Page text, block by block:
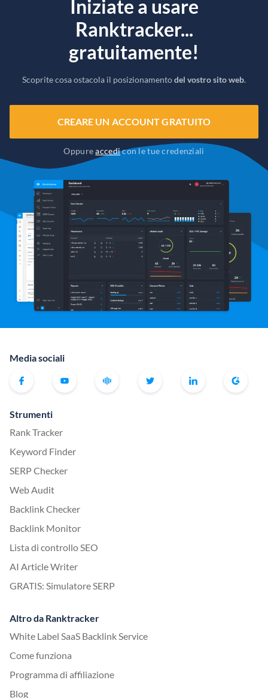
Iniziate a usare
Ranktracker...
gratuitamente!
Scoprite cosa ostacola il posizionamentodel vostro sito web.
CREARE UN ACCOUNT GRATUITO
Oppureaccedicon le tue credenziali
Media sociali
Strumenti
Rank Tracker
Keyword Finder
SERP Checker
Web Audit
Backlink Checker
Backlink Monitor
Lista di controllo SEO
AI Article Writer
GRATIS: Simulatore SERP
Altro da Ranktracker
White Label SaaS Backlink Service
Come funziona
Programma di affiliazione
Blog